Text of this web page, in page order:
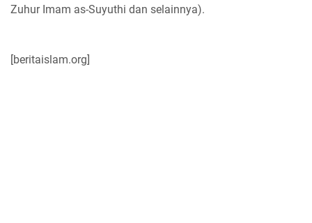
Zuhur Imam as-Suyuthi dan selainnya).
[beritaislam.org]